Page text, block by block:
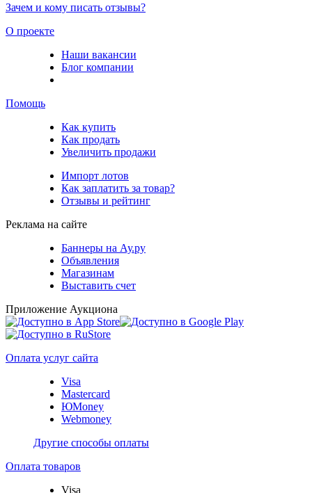
Зачем и кому писать отзывы?
О проекте
Наши вакансии
Блог компании
Помощь
Как купить
Как продать
Увеличить продажи
Импорт лотов
Как заплатить за товар?
Отзывы и рейтинг
Реклама на сайте
Баннеры на Ау.ру
Объявления
Магазинам
Выставить счет
Приложение Аукциона
Оплата услуг сайта
Visa
Mastercard
ЮMoney
Webmoney
Другие способы оплаты
Оплата товаров
Visa